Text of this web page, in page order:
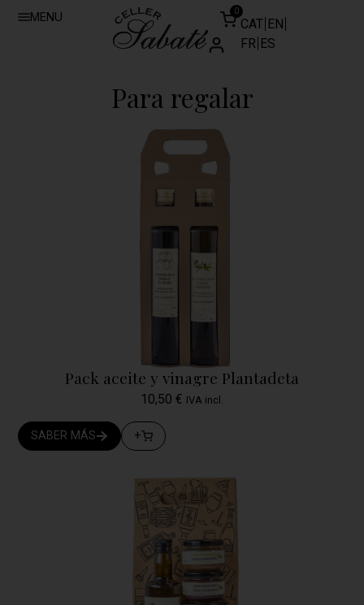
MENU 0
CAT EN
FR ES
Para regalar
Pack aceite y vinagre Plantadeta
10,50 € IVA incl.
SABER MÁS +